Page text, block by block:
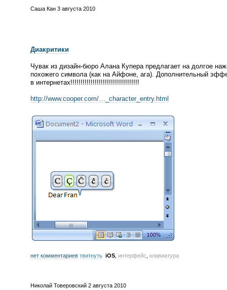
Саша Кан 3 августа 2010
Диакритики
Чувак из дизайн-бюро Алана Купера предлагает на долгое
похожего символа (как на Айфоне, ага). Дополнительный
в интернетах!!!!!!!!!!!!!!!!!!!!!!!!!!!!!!!!!!
http://www.cooper.com/…_character_entry.html
нет комментариев твитнуть iOS интерфейс клавиатура
Николай Товеровский 2 августа 2010